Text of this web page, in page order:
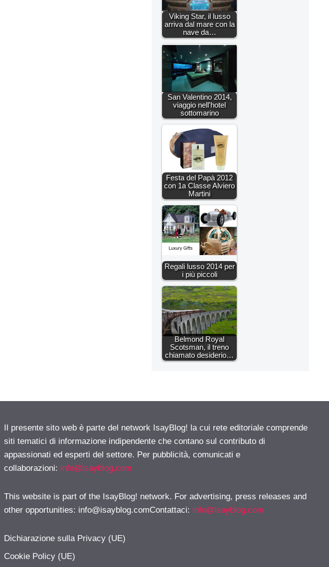
Viking Star, il lusso
arriva dal mare con la
nave da…
San Valentino 2014,
viaggio nell'hotel
sottomarino
Festa del Papà 2012
con 1a Classe Alviero
Martini
Regali lusso 2014 per
i più piccoli
Belmond Royal
Scotsman, il treno
chiamato desiderio…
Il presente sito web è parte del network IsayBlog! la cui rete editoriale comprende
siti tematici di informazione indipendente che contano sul contributo di
appassionati ed esperti del settore. Per pubblicità, comunicati e
collaborazioni: info@isayblog.com
This website is part of the IsayBlog! network. For advertising, press releases and
other opportunities: info@isayblog.comContattaci: info@isayblog.com
Dichiarazione sulla Privacy (UE)
Cookie Policy (UE)